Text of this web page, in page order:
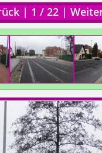
| 1 / 22 |